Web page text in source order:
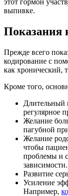
этот гормон
выпивке.
Показания
Прежде всего
кодирование с
как хронический,
Кроме того,
Длительный
регулярное
Желание
пагубной
Желание
чтобы
проблемы и
зависимости.
Развитие
Усиление
Например,